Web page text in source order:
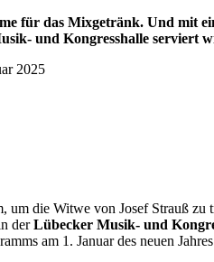
für das Mixgetränk. Und mit
und Kongresshalle serviert
2025
die Witwe von Josef Strauß
derLübecker Musik- und
am 1. Januar des neuen